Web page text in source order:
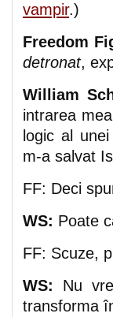
vampir.)
Freedom
detronat,
William
intrarea
logic al
m-a salvat
FF: Deci
WS: Poate
FF: Scuze,
WS: Nu
transforma